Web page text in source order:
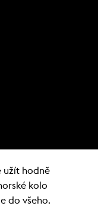
užít hodně
kolo
do všeho.